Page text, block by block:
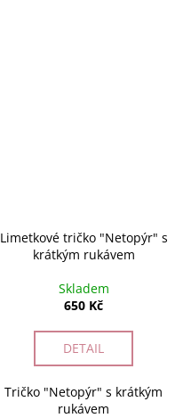
Limetkové tričko "Netopýr" s
krátkým rukávem
Skladem
650 Kč
DETAIL
Tričko "Netopýr" s krátkým
rukávem